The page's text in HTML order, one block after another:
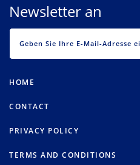
Newsletter an
HOME
CONTACT
PRIVACY POLICY
TERMS AND CONDITIONS